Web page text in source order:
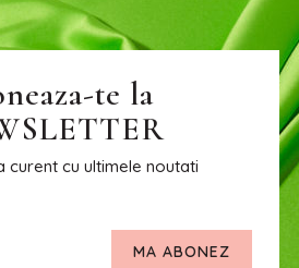
te la
curent cu ultimele noutati
MA ABONEZ